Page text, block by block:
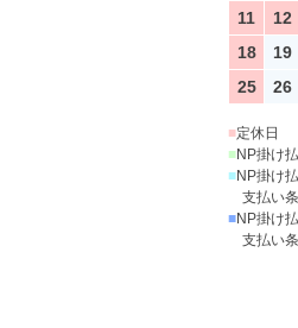
11
12
18
19
25
26
■定休日
■NP掛け
■NP掛け
支払い
■NP掛け
支払い